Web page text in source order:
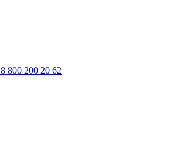
8 800 200 20 62